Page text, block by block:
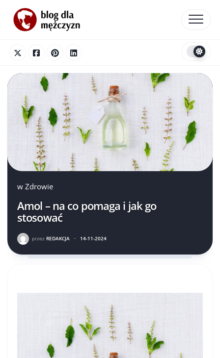
content
w Zdrowie
Amol – na co pomaga i jak go
stosować
przez REDAKCJA · 14-11-2024